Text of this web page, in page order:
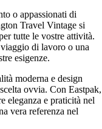
o appassionati di
Travel Vintage si
tutte le vostre attività.
di lavoro o una
esigenze.
moderna e design
ovvia. Con Eastpak,
eleganza e praticità nel
vera referenza nel